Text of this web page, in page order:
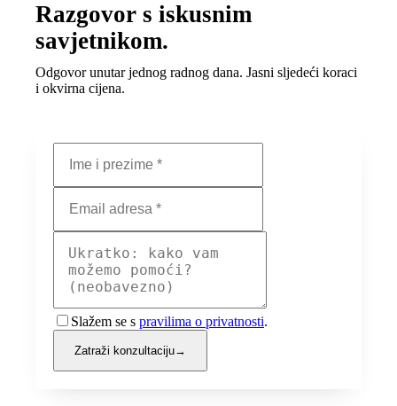
Razgovor s iskusnim
savjetnikom.
Odgovor unutar jednog radnog dana. Jasni sljedeći koraci
i okvirna cijena.
Slažem se s pravilima o privatnosti.
Zatraži konzultaciju→